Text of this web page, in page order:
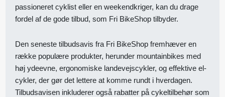
passioneret cyklist eller en weekendkriger, kan du drage
fordel af de gode tilbud, som Fri BikeShop tilbyder.
Den seneste tilbudsavis fra Fri BikeShop fremhæver en
række populære produkter, herunder mountainbikes med
høj ydeevne, ergonomiske landevejscykler, og effektive el-
cykler, der gør det lettere at komme rundt i hverdagen.
Tilbudsavisen inkluderer også rabatter på cykeltilbehør som